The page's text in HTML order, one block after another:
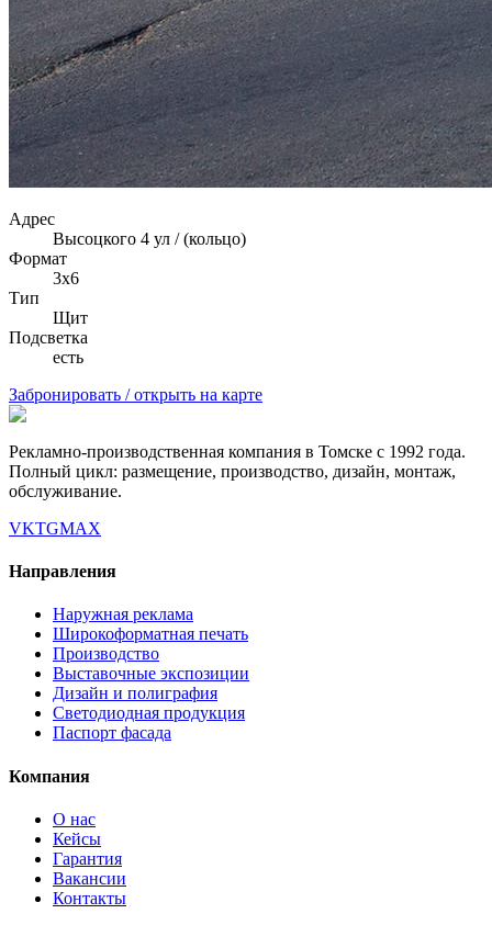
Адрес
Высоцкого 4 ул / (кольцо)
Формат
3х6
Тип
Щит
Подсветка
есть
Забронировать / открыть на карте
Рекламно-производственная компания в Томске с 1992 года.
Полный цикл: размещение, производство, дизайн, монтаж,
обслуживание.
VKTGMAX
Направления
Наружная реклама
Широкоформатная печать
Производство
Выставочные экспозиции
Дизайн и полиграфия
Светодиодная продукция
Паспорт фасада
Компания
О нас
Кейсы
Гарантия
Вакансии
Контакты